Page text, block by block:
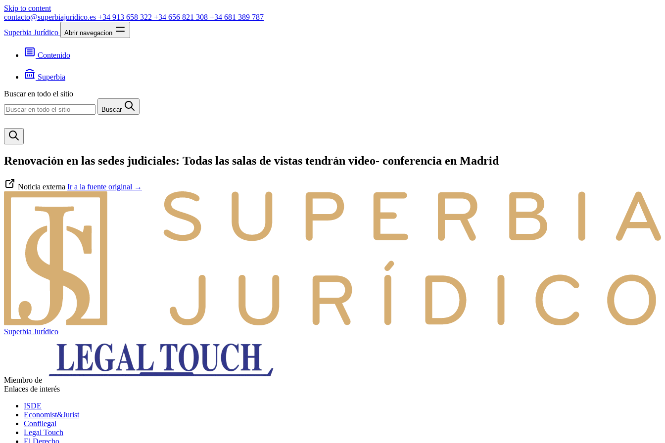
Skip to content
contacto@superbiajuridico.es +34 913 658 322 +34 656 821 308 +34 681 389 787
Superbia Jurídico
Abrir navegacion
Contenido
Jurisprudencia
Noticias
Superbia
Contacto
Buscar en todo el sitio
Buscar
Renovación en las sedes judiciales: Todas las salas de vistas tendrán video- conferencia en Madrid
Noticia externa Ir a la fuente original →
Superbia Jurídico
Miembro de
Enlaces de interés
ISDE
Economist&Jurist
Confilegal
Legal Touch